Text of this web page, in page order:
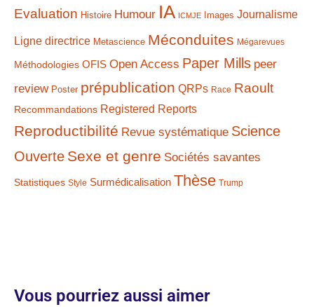
Evaluation Histoire Humour IA ICMJE Images Journalisme
Ligne directrice Metascience Méconduites Mégarevues
Méthodologies OFIS Open Access Paper Mills peer
review Poster prépublication QRPs Race Raoult
Recommandations Registered Reports
Reproductibilité Revue systématique Science
Ouverte Sexe et genre Sociétés savantes
Statistiques Style Surmédicalisation Thèse Trump
Vous pourriez aussi aimer